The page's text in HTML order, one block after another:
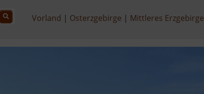
Vorland Osterzgebirge Mittleres Erzgebirge